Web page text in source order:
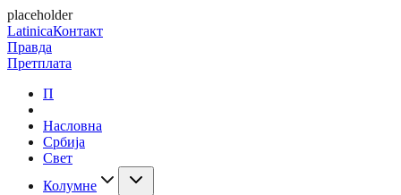
placeholder
LatinicaКонтакт
Правда
Претплата
П
Насловна
Србија
Свет
Колумне